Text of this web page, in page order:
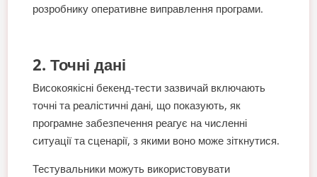
розробнику оперативне виправлення програми.
2. Точні дані
Високоякісні бекенд-тести зазвичай включають
точні та реалістичні дані, що показують, як
програмне забезпечення реагує на численні
ситуації та сценарії, з якими воно може зіткнутися.
Тестувальники можуть використовувати